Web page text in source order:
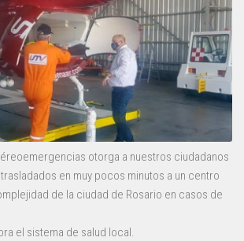
otorga a nuestros ciudadanos
en muy pocos minutos a un centro
de la ciudad de Rosario en casos de
el sistema de salud local.